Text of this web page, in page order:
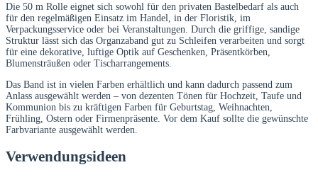
Die 50 m Rolle eignet sich sowohl für den privaten Bastelbedarf als auch
für den regelmäßigen Einsatz im Handel, in der Floristik, im
Verpackungsservice oder bei Veranstaltungen. Durch die griffige, sandige
Struktur lässt sich das Organzaband gut zu Schleifen verarbeiten und sorgt
für eine dekorative, luftige Optik auf Geschenken, Präsentkörben,
Blumensträußen oder Tischarrangements.
Das Band ist in vielen Farben erhältlich und kann dadurch passend zum
Anlass ausgewählt werden – von dezenten Tönen für Hochzeit, Taufe und
Kommunion bis zu kräftigen Farben für Geburtstag, Weihnachten,
Frühling, Ostern oder Firmenpräsente. Vor dem Kauf sollte die gewünschte
Farbvariante ausgewählt werden.
Verwendungsideen